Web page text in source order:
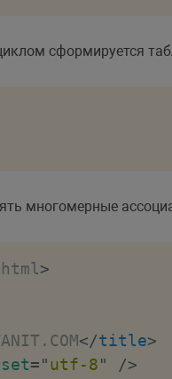
сформируется
многомерные
html>
</title>
="utf-8" />